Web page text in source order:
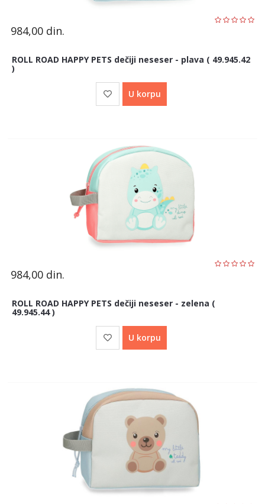
984,00 din.
ROLL ROAD HAPPY PETS dečiji neseser - plava ( 49.945.42
)
U korpu
984,00 din.
ROLL ROAD HAPPY PETS dečiji neseser - zelena (
49.945.44 )
U korpu